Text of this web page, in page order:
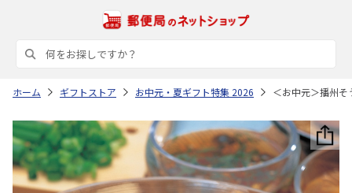
ホーム ギフトストア お中元・夏ギフト特集 2026 ＜お中元＞播州そ